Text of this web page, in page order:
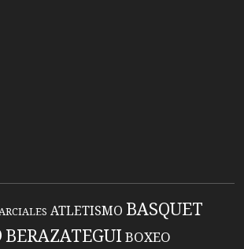
ATLETISMO BASQUET
BERAZATEGUIBOXEO